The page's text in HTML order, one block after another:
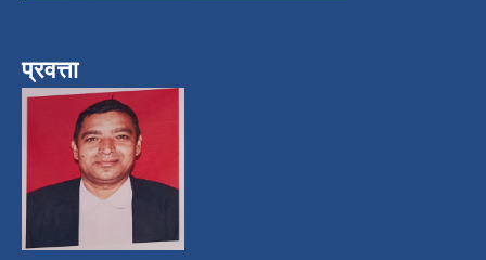
प्रवत्ता